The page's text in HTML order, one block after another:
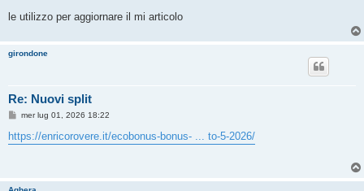
le utilizzo per aggiornare il mi articolo
girondone
Re: Nuovi split
M
s
s
i
mer lug 01, 2026 18:22
https://enricorovere.it/ecobonus-bonus- ... to-5-2026/